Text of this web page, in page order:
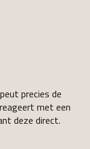
precies de
met een
deze direct.